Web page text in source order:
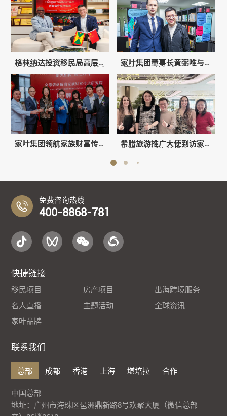
格林纳达投资移民局高层到
资金新规
家叶集团领航家族财富传承
家叶集团董事长黄弼唯与法
NGO会晤：深化中法经贸合
作新篇章
希腊旅游推广大使到访家叶
免费咨询热线
400-8868-781
快捷链接
移民项目 房产项目
出海跨境服务
名人直播
主题活动
全球资讯
家叶品牌
联系我们
总部 成都 香港 上海 堪培拉 合作
中国总部
地址：广州市海珠区琶洲鼎新路8号欢聚大厦（微信总部